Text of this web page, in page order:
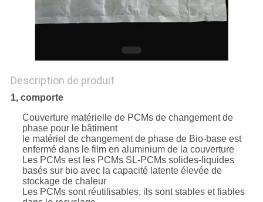
Description de produit
1, comporte
Couverture matérielle de PCMs de changement de
phase pour le bâtiment
le matériel de changement de phase de Bio-base est
enfermé dans le film en aluminium de la couverture
Les PCMs est les PCMs SL-PCMs solides-liquides
basés sur bio avec la capacité latente élevée de
stockage de chaleur
Les PCMs sont réutilisables, ils sont stables et fiables